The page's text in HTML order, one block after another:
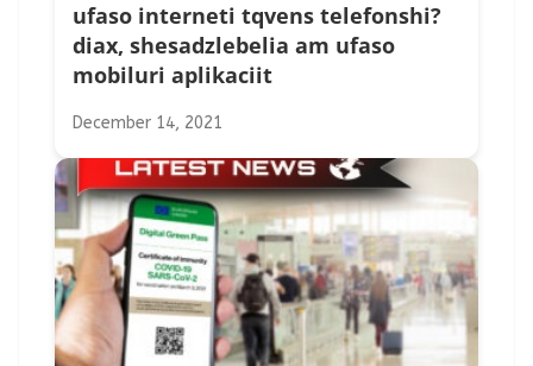
ufaso interneti tqvens telefonshi?
diax, shesadzlebelia am ufaso
mobiluri aplikaciit
December 14, 2021